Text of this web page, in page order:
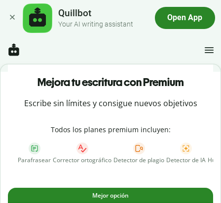
Quillbot
Your AI writing assistant
Open App
Mejora tu escritura con Premium
Escribe sin límites y consigue nuevos objetivos
Todos los planes premium incluyen:
Parafrasear Corrector ortográfico Detector de plagio Detector de IA
Mejor opción